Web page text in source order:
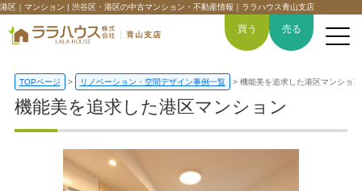
港区｜マンション | 渋谷区・港区の中古マンション・不動産情報｜ララハウス青山支店
トップページ
買う 売る
TOPページ > リノベーション・空間デザイン事例一覧 > 機能美を追求した港区マンション
機能美を追求した港区マンション